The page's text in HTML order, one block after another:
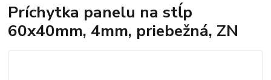
Príchytka panelu na stĺp
60x40mm, 4mm, priebežná, ZN